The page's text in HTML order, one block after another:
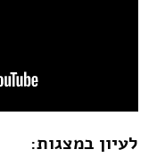
לעיון במצגות: